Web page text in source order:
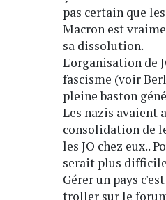
pas certain que
Macron est
sa dissolution.
L'organisation de
fascisme (voir
pleine baston
Les nazis avaient
consolidation de
les JO chez eux..
serait plus
Gérer un pays
troller sur le